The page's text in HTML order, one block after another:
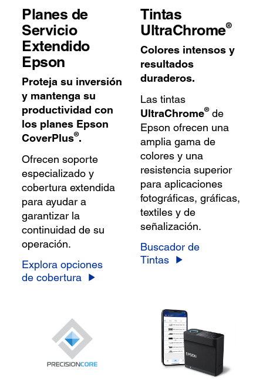
Planes de
Servicio
Extendido
Epson
Proteja su inversión
y mantenga su
productividad con
los planes Epson
CoverPlus®.
Ofrecen soporte
especializado y
cobertura extendida
para ayudar a
garantizar la
continuidad de su
operación.
Explora opciones
de cobertura
Tintas
UltraChrome®
Colores intensos y
resultados
duraderos.
Las tintas
UltraChrome®de
Epson ofrecen una
amplia gama de
colores y una
resistencia superior
para aplicaciones
fotográficas, gráficas,
textiles y de
señalización.
Buscador de
Tintas